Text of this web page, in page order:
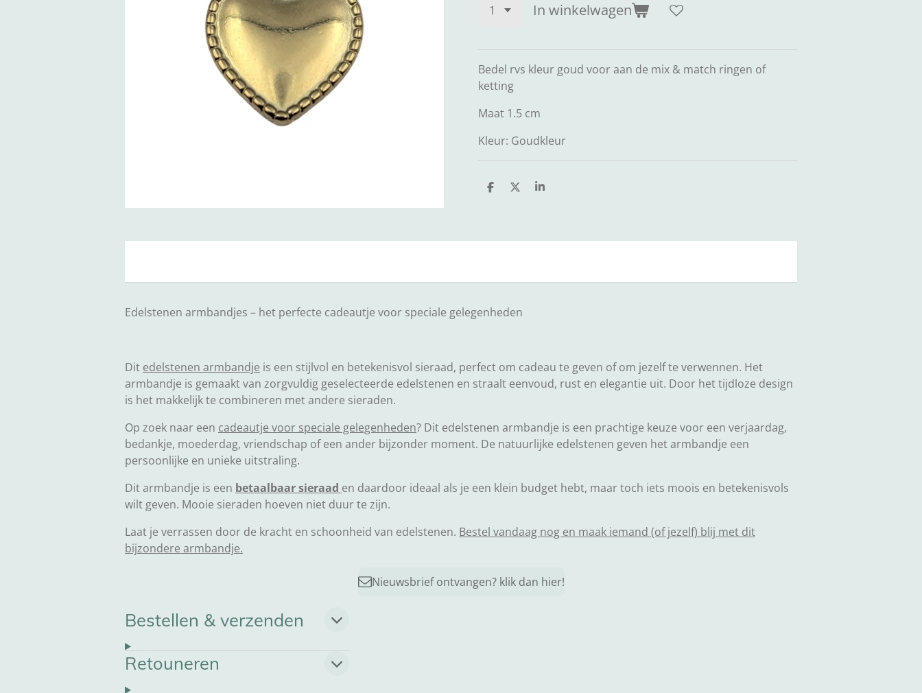
In winkelwagen
Bedel rvs kleur goud voor aan de mix & match ringen of
ketting
Maat 1.5 cm
Kleur: Goudkleur
D
D
S
Edelstenen armbandjes – het perfecte cadeautje voor speciale gelegenheden
Dit edelstenen armbandje is een stijlvol en betekenisvol sieraad, perfect om cadeau te geven of om jezelf te verwennen. Het
armbandje is gemaakt van zorgvuldig geselecteerde edelstenen en straalt eenvoud, rust en elegantie uit. Door het tijdloze design
is het makkelijk te combineren met andere sieraden.
Op zoek naar een cadeautje voor speciale gelegenheden? Dit edelstenen armbandje is een prachtige keuze voor een verjaardag,
bedankje, moederdag, vriendschap of een ander bijzonder moment. De natuurlijke edelstenen geven het armbandje een
persoonlijke en unieke uitstraling.
Dit armbandje is een betaalbaar sieraad en daardoor ideaal als je een klein budget hebt, maar toch iets moois en betekenisvols
wilt geven. Mooie sieraden hoeven niet duur te zijn.
Laat je verrassen door de kracht en schoonheid van edelstenen. Bestel vandaag nog en maak iemand (of jezelf) blij met dit
bijzondere armbandje.
Nieuwsbrief ontvangen? klik dan hier!
Bestellen & verzenden
Retouneren